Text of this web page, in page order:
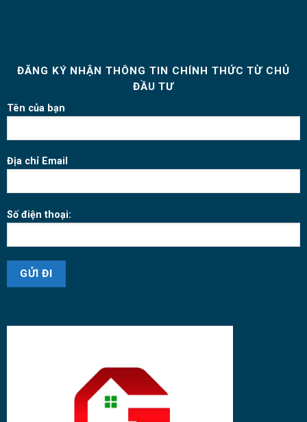
ĐĂNG KÝ NHẬN THÔNG TIN CHÍNH THỨC TỪ CHỦ
ĐẦU TƯ
Tên của bạn
Địa chỉ Email
Số điện thoại: